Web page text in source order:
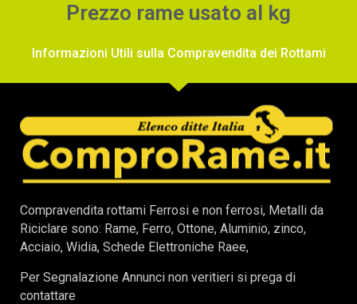
Prezzo rame usato al kg
Informazioni Utili sulla Compravendita dei Rottami
Compravendita rottami Ferrosi e non ferrosi, Metalli da
Riciclare sono: Rame, Ferro, Ottone, Aluminio, zinco,
Acciaio, Widia, Schede Elettroniche Raee,
Per Segnalazione Annunci non veritieri si prega di
contattare